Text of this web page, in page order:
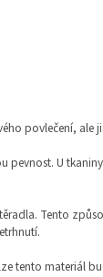
povlečení,
U
Tento
tento materiál